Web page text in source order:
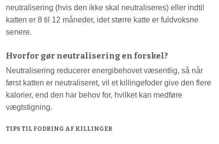
neutralisering (hvis den ikke skal neutraliseres) eller indtil
katten er 8 til 12 måneder, idet større katte er fuldvoksne
senere.
Hvorfor gør neutralisering en forskel?
Neutralisering reducerer energibehovet væsentlig, så når
først katten er neutraliseret, vil et killingefoder give den flere
kalorier, end den har behov for, hvilket kan medføre
vægtstigning.
TIPS TIL FODRING AF KILLINGER